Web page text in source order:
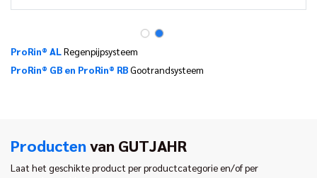
ProRin® ALRegenpijpsysteem
ProRin® GB en ProRin® RBGootrandsysteem
Productenvan GUTJAHR
Laat het geschikte product per productcategorie en/of per